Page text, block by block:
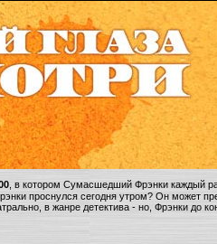
, в котором Сумасшедший Фрэнки каждый
проснулся сегодня утром? Он может
в жанре детектива - но, Фрэнки до